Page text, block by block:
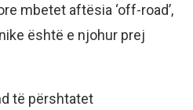
mbetet aftësia ‘off-road’,
është e njohur prej
të përshtatet